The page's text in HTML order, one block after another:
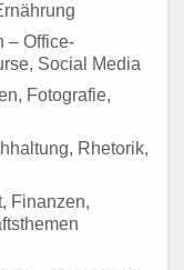
– Office-
Social Media
Fotografie,
Rhetorik,
Finanzen,